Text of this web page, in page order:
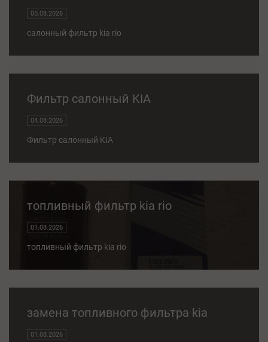
05.08.2026
салонный фильтр kia rio
Фильтр салонный KIA
04.08.2026
Фильтр салонный KIA
топливный фильтр kia rio
01.08.2026
топливный фильтр kia rio
замена топливного фильтра kia
01.08.2026